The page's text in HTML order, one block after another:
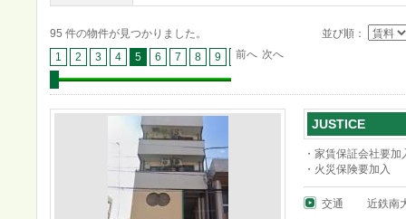
95 件の物件が見つかりました。
並び順：
1
2 3 4 5 6 7 8 9 10
前へ 次へ
JUSTICE
・家賃保証会社要加
・火災保険要加入
交通 近鉄南